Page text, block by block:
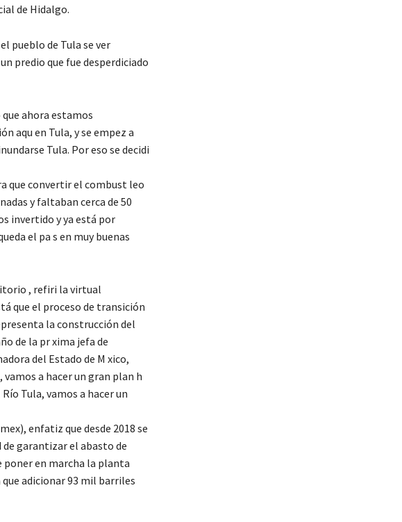
de Hidalgo.
pueblo de Tula se ver
predio que fue desperdiciado
ahora estamos
aqu en Tula, y se empez a
Tula. Por eso se decidi
que convertir el combust leo
y faltaban cerca de 50
invertido y ya está por
el pa s en muy buenas
, refiri la virtual
que el proceso de transición
la construcción del
de la pr xima jefa de
del Estado de M xico,
a hacer un gran plan h
Tula, vamos a hacer un
enfatiz que desde 2018 se
de garantizar el abasto de
en marcha la planta
adicionar 93 mil barriles